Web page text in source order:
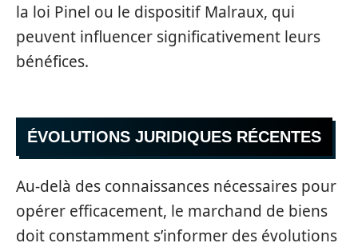
la loi Pinel ou le dispositif Malraux, qui
peuvent influencer significativement leurs
bénéfices.
ÉVOLUTIONS JURIDIQUES RÉCENTES
Au-delà des connaissances nécessaires pour
opérer efficacement, le marchand de biens
doit constamment s’informer des évolutions